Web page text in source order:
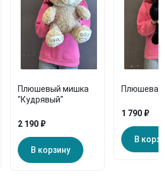
Плюшевый мишка
"Кудрявый"
2 190 ₽
В корзину
Плюшевая
1 790 ₽
В